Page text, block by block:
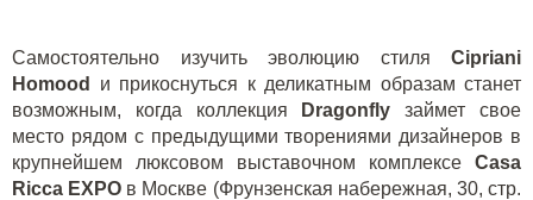
Самостоятельно изучить эволюцию стиля Cipriani
Homood
и прикоснуться к деликатным образам станет
возможным, когда коллекция
Dragonfly
займет свое
место рядом с предыдущими творениями дизайнеров в
крупнейшем люксовом выставочном комплексе Casa
Ricca EXPO в Москве (Фрунзенская набережная, 30, стр.